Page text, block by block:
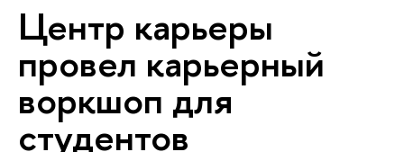
Центр карьеры
провел карьерный
воркшоп для
студентов